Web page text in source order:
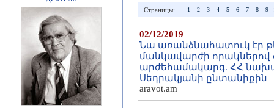
Страницы: 1 2 3 4 5 6 7 8 9
02/12/2019
Նա առանձնահատուկ էր
մանկավարժի որակներով
արժեհամակարգ. ՀՀ
Սեդրակյանի ընտանիքին
aravot.am